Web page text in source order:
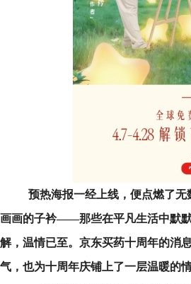
预热海报一经上线，便点燃了
画画的子衿——那些在平凡生活中默
解，温情已至。京东买药十周年的消
气，也为十周年庆铺上了一层温暖的情